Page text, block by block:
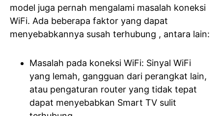
model juga pernah mengalami masalah koneksi
WiFi. Ada beberapa faktor yang dapat
menyebabkannya susah terhubung , antara lain:
Masalah pada koneksi WiFi: Sinyal WiFi
yang lemah, gangguan dari perangkat lain,
atau pengaturan router yang tidak tepat
dapat menyebabkan Smart TV sulit